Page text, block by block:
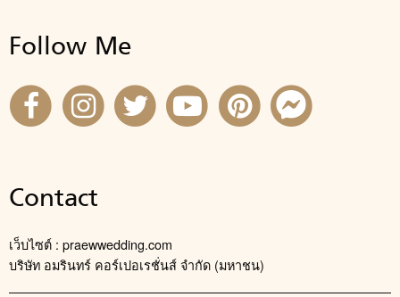
Follow Me
Contact
เว็บไซต์ : praewwedding.com
บริษัท อมรินทร์ คอร์เปอเรชั่นส์ จำกัด (มหาชน)